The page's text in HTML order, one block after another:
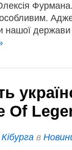
нашої держави
Of
в